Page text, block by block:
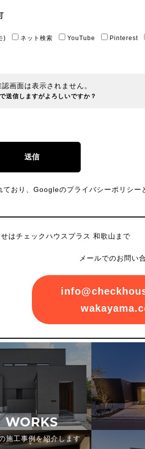
) ネット検索 YouTube Pinterest
認画面は表示されません。
で送信しますがよろしいですか？
ており、Googleのプライバシーポリシー
はチェックハウスプラス 和歌山まで
メールでのお問い
WORKS
施工事例を紹介します